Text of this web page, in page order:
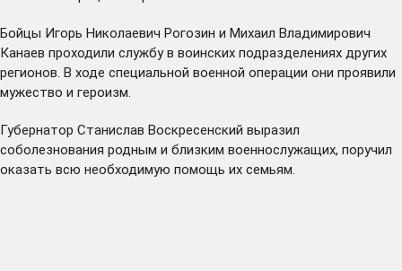
Бойцы Игорь Николаевич Рогозин и Михаил Владимирович
Канаев проходили службу в воинских подразделениях других
регионов. В ходе специальной военной операции они проявили
мужество и героизм.
Губернатор Станислав Воскресенский выразил
соболезнования родным и близким военнослужащих, поручил
оказать всю необходимую помощь их семьям.